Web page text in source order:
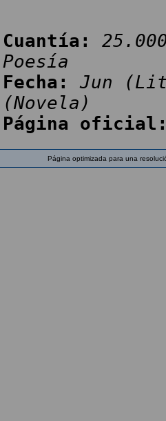
Cuantía:
Poesía
Fecha:
Jun
(Novela)
Página
Página optimizada para una